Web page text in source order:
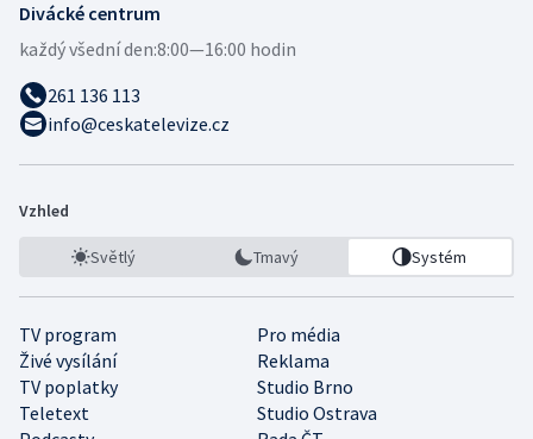
Divácké centrum
každý všední den:8:00—16:00 hodin
261 136 113
info@ceskatelevize.cz
Vzhled
Světlý Tmavý Systém
TV program
Pro média
Živé vysílání
Reklama
TV poplatky
Studio Brno
Teletext
Studio Ostrava